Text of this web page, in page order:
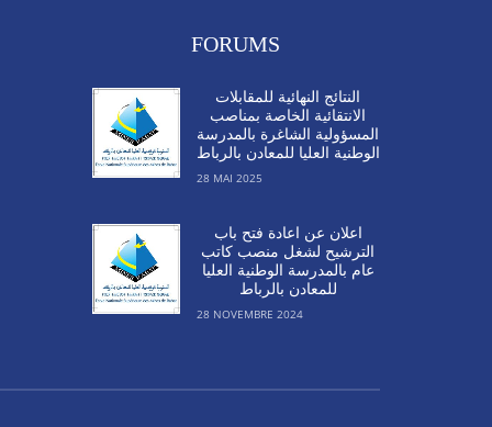
FORUMS
النتائج النهائية للمقابلات
الانتقائية الخاصة بمناصب
المسؤولية الشاغرة بالمدرسة
الوطنية العليا للمعادن بالرباط
28 MAI 2025
اعلان عن اعادة فتح باب
الترشيح لشغل منصب كاتب
عام بالمدرسة الوطنية العليا
للمعادن بالرباط
28 NOVEMBRE 2024